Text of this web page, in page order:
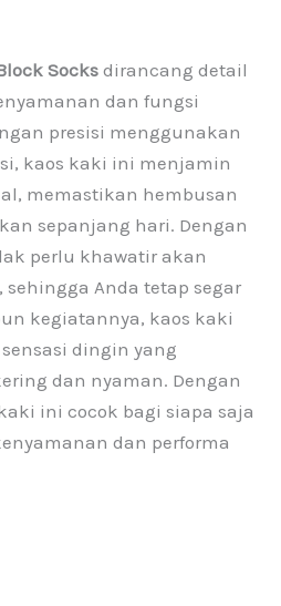
Socks dirancang detail
dan fungsi
presisi menggunakan
kaos kaki ini menjamin
memastikan hembusan
sepanjang hari. Dengan
perlu khawatir akan
Anda tetap segar
kegiatannya, kaos kaki
dingin yang
dan nyaman. Dengan
ini cocok bagi siapa saja
dan performa